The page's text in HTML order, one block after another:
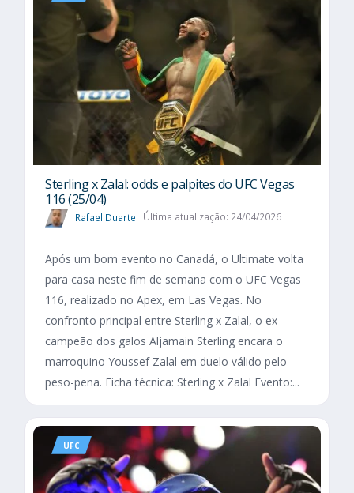
Sterling x Zalal: odds e palpites do UFC Vegas
116 (25/04)
Rafael Duarte Última atualização: 24/04/2026
Após um bom evento no Canadá, o Ultimate volta
para casa neste fim de semana com o UFC Vegas
116, realizado no Apex, em Las Vegas. No
confronto principal entre Sterling x Zalal, o ex-
campeão dos galos Aljamain Sterling encara o
marroquino Youssef Zalal em duelo válido pelo
peso-pena. Ficha técnica: Sterling x Zalal Evento:...
UFC